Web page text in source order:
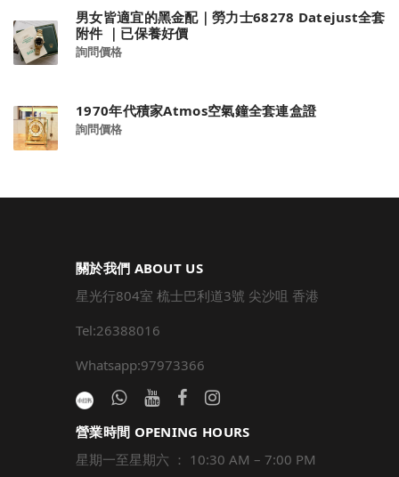
男女皆適宜的黑金配｜勞力士68278 Datejust全套
附件 ｜已保養好價
詢問價格
1970年代積家Atmos空氣鐘全套連盒證
詢問價格
關於我們 ABOUT US
星光行804室 梳士巴利道3號 尖沙咀 香港
Tel:26388016
Whatsapp:97973366
營業時間 OPENING HOURS
星期一至星期六 ： 10:30 AM – 7:00 PM